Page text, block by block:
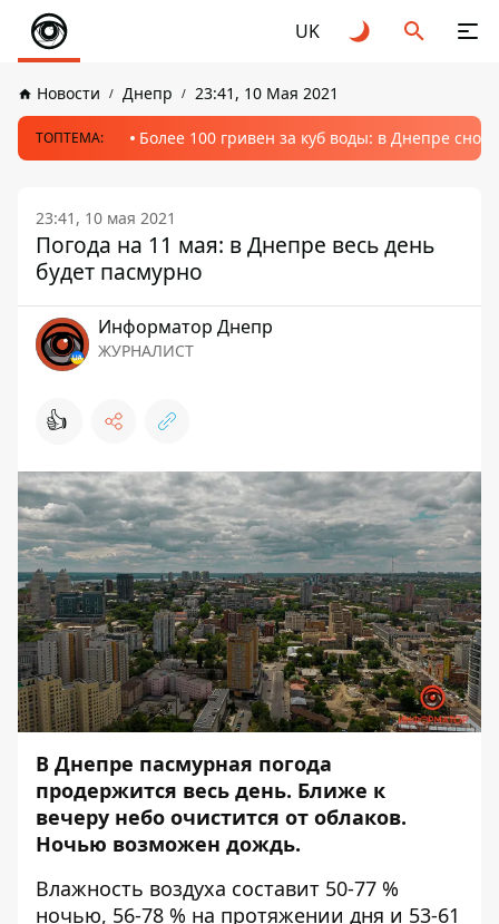
UK
Новости Днепр 23:41, 10 Мая 2021
ТОПТЕМА: Более 100 гривен за куб воды: в Днепре
23:41, 10 мая 2021
Погода на 11 мая: в Днепре весь день
будет пасмурно
Информатор Днепр
ЖУРНАЛИСТ
👍
В Днепре пасмурная погода
продержится весь день. Ближе к
вечеру небо очистится от облаков.
Ночью возможен дождь.
Влажность воздуха составит 50-77 %
ночью, 56-78 % на протяжении дня и 53-61